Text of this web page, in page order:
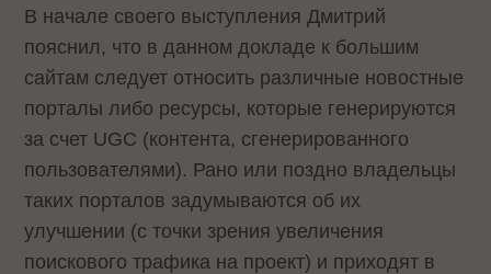
В начале своего выступления Дмитрий
пояснил, что в данном докладе к большим
сайтам следует относить различные новостные
порталы либо ресурсы, которые генерируются
за счет UGC (контента, сгенерированного
пользователями). Рано или поздно владельцы
таких порталов задумываются об их
улучшении (с точки зрения увеличения
поискового трафика на проект) и приходят в